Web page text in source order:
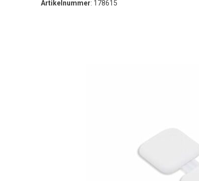
Artikelnummer: 178615